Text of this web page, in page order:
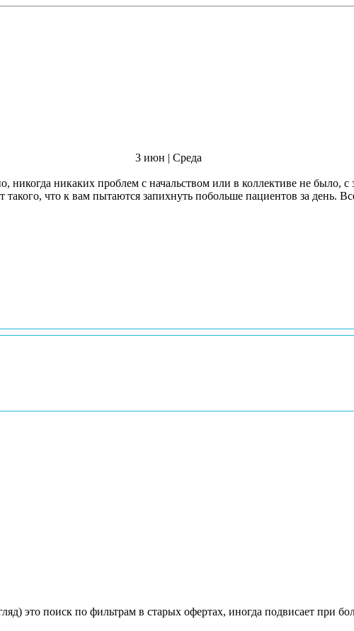
3 июн | Среда
никаких проблем с начальством или в коллективе не было, с
такого, что к вам пытаются запихнуть побольше пациентов за день.
это поиск по фильтрам в старых офертах, иногда подвисает при